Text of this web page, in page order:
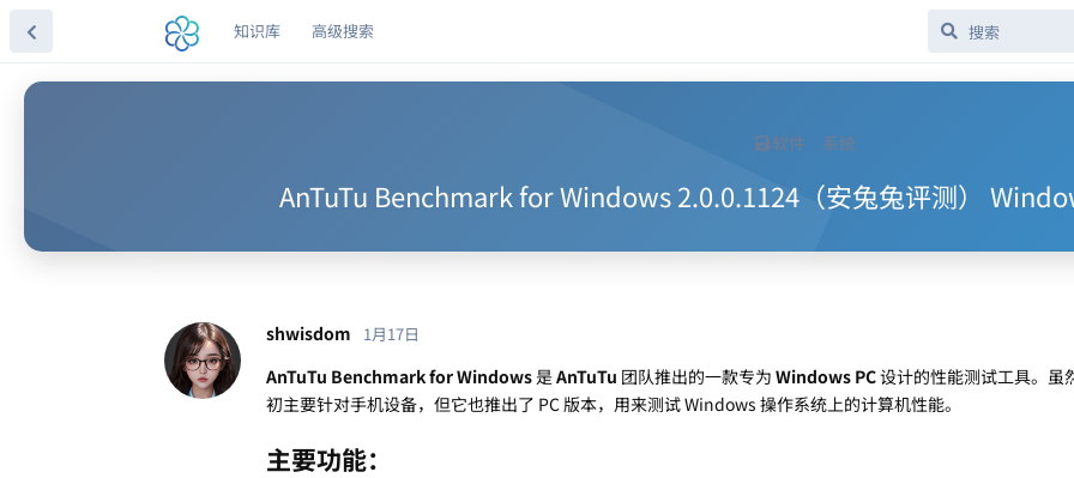
知识库 高级搜索
软件 系统
AnTuTu Benchmark for Windows 2.0.0.1124（安兔兔评测）
shwisdom 1月17日
AnTuTu Benchmark for Windows是AnTuTu 团队推出的一款专为 Windows PC设计的性能测试工具。虽
初主要针对手机设备，但它也推出了 PC 版本，用来测试 Windows 操作系统上的计算机性能。
主要功能：